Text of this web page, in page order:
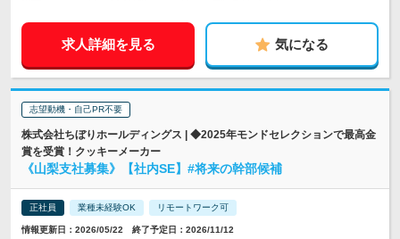
求人詳細を見る 気になる
志望動機・自己PR不要
株式会社ちぼりホールディングス | ◆2025年モンドセレクションで最高金
賞を受賞！クッキーメーカー
《山梨支社募集》【社内SE】#将来の幹部候補
正社員 業種未経験OK リモートワーク可
情報更新日：2026/05/22 終了予定日：2026/11/12